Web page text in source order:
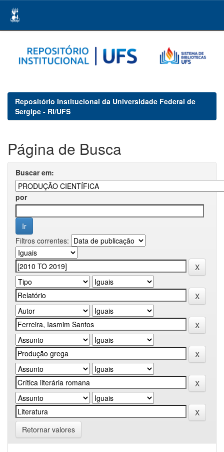
navigation
Repositório Institucional da Universidade Federal de
Sergipe - RI/UFS
Página de Busca
Buscar em:
por
Filtros correntes:
Retornar valores